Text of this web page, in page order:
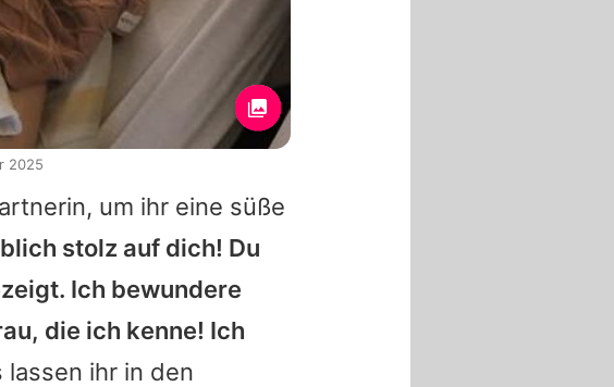
um ihr eine süße
stolz auf dich! Du
Ich bewundere
die ich kenne! Ich
lassen ihr in den
2025